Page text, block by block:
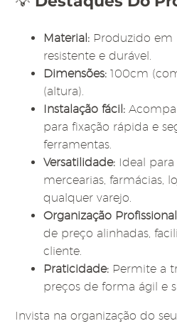
Material: Produzido em
resistente e durável.
Dimensões: 100cm
(altura).
Instalação fácil:
para fixação rápida e
ferramentas.
Versatilidade: Ideal
mercearias, farmácias,
qualquer varejo.
Organização
de preço alinhadas,
cliente.
Praticidade: Permite a
preços de forma ágil e
Invista na organização do